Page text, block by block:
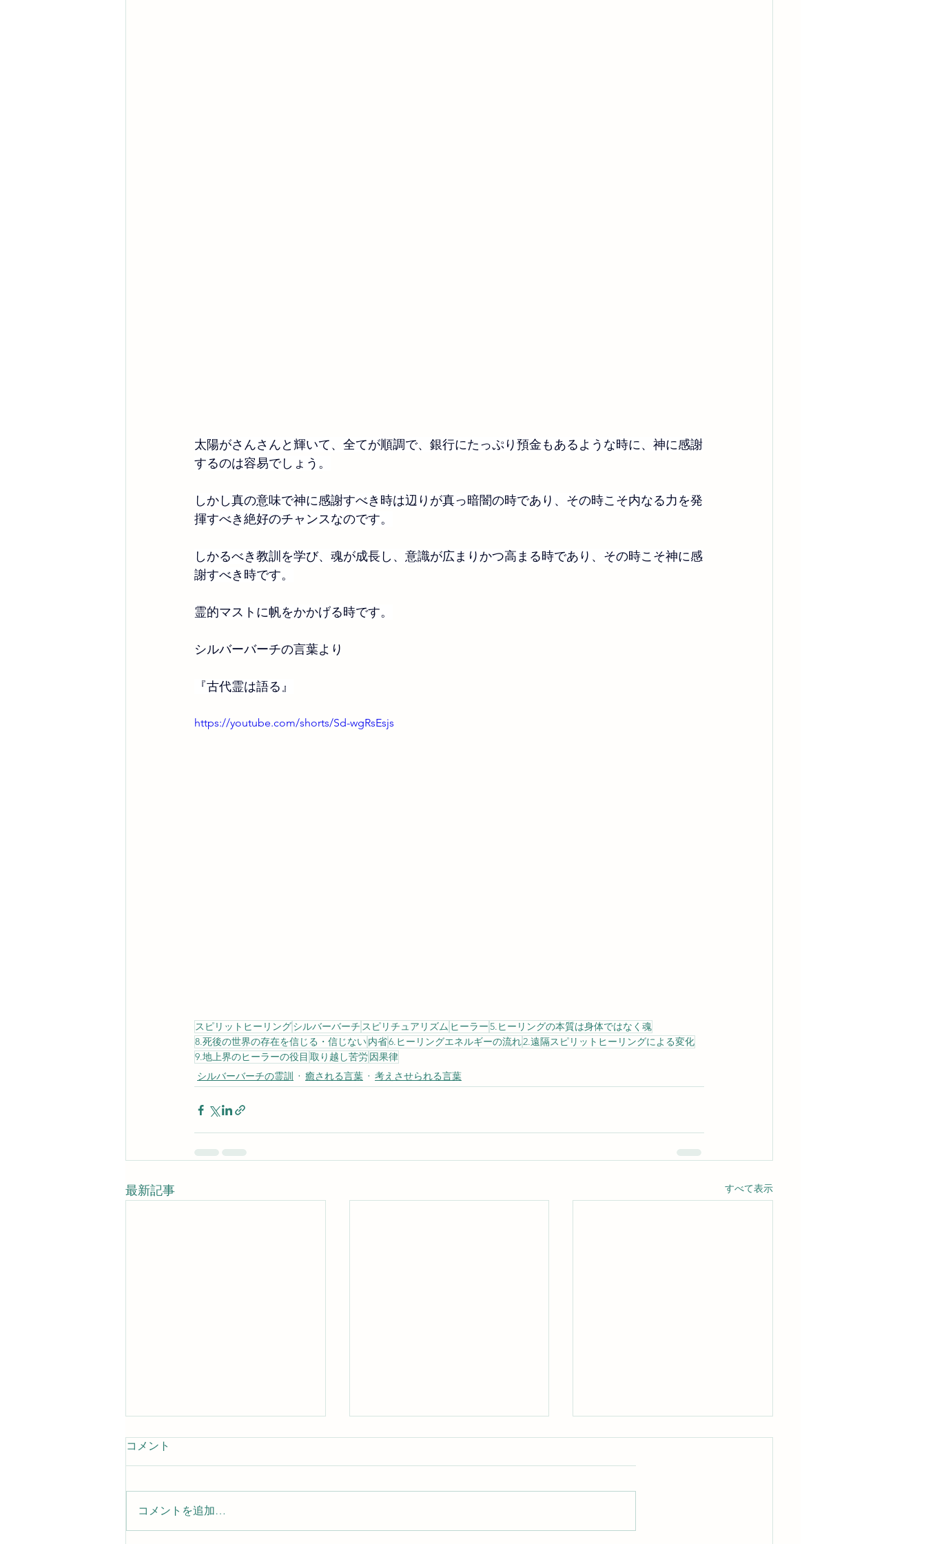
太陽がさんさんと輝いて、全てが順調で、銀行にたっぷり預金もあるような時に、神に感謝
するのは容易でしょう。
しかし真の意味で神に感謝すべき時は辺りが真っ暗闇の時であり、その時こそ内なる力を発
揮すべき絶好のチャンスなのです。
しかるべき教訓を学び、魂が成長し、意識が広まりかつ高まる時であり、その時こそ神に感
謝すべき時です。
霊的マストに帆をかかげる時です。
シルバーバーチの言葉より
『古代霊は語る』
https://youtube.com/shorts/Sd-wgRsEsjs
スピリットヒーリングシルバーバーチ スピリチュアリズム ヒーラー5.ヒーリングの本質は身体ではなく魂
8.死後の世界の存在を信じる・信じない内省6.ヒーリングエネルギーの流れ2.遠隔スピリットヒーリングによる変化
9.地上界のヒーラーの役目 取り越し苦労因果律
シルバーバーチの霊訓
癒される言葉 考えさせられる言葉
最新記事 すべて表示
コメント
コメントを追加…